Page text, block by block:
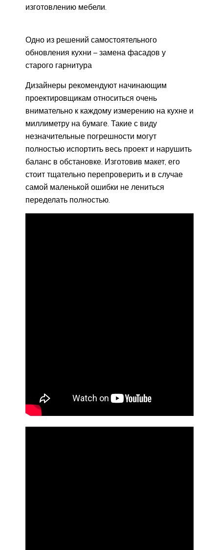
изготовлению мебели.
Одно из решений самостоятельного
обновления кухни – замена фасадов у
старого гарнитура
Дизайнеры рекомендуют начинающим
проектировщикам относиться очень
внимательно к каждому измерению на кухне и
миллиметру на бумаге. Такие с виду
незначительные погрешности могут
полностью испортить весь проект и нарушить
баланс в обстановке. Изготовив макет, его
стоит тщательно перепроверить и в случае
самой маленькой ошибки не лениться
переделать полностью.